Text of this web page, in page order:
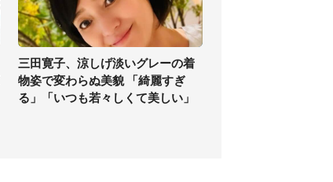
三田寛子、涼しげ淡いグレーの着
物姿で変わらぬ美貌 「綺麗すぎ
る」「いつも若々しくて美しい」